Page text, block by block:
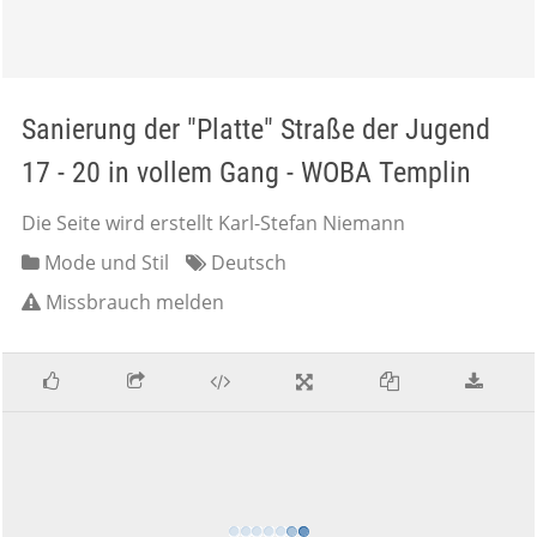
Sanierung der "Platte" Straße der Jugend
17 - 20 in vollem Gang - WOBA Templin
Die Seite wird erstellt Karl-Stefan Niemann
Mode und Stil
Deutsch
Missbrauch melden